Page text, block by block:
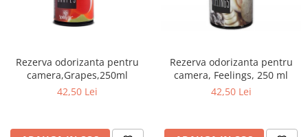
Rezerva odorizanta pentru
camera,Grapes,250ml
42,50 Lei
Rezerva odorizanta pentru
camera, Feelings, 250 ml
42,50 Lei